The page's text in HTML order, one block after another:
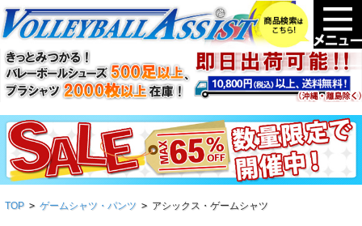
TOP > ゲームシャツ・パンツ > アシックス・ゲームシャツ